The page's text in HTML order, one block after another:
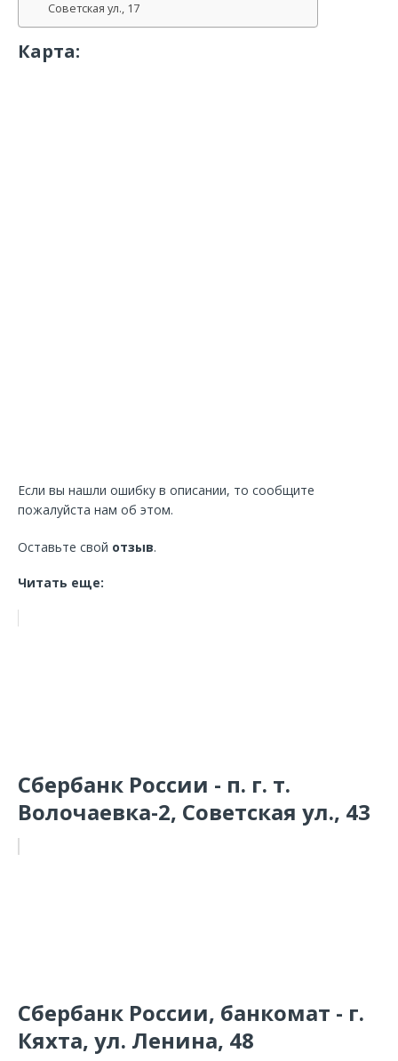
Советская ул., 17
Карта:
Если вы нашли ошибку в описании, то сообщите
пожалуйста нам об этом.
Оставьте свой отзыв.
Читать еще:
Сбербанк России - п. г. т.
Волочаевка-2, Советская ул., 43
Сбербанк России, банкомат - г.
Кяхта, ул. Ленина, 48